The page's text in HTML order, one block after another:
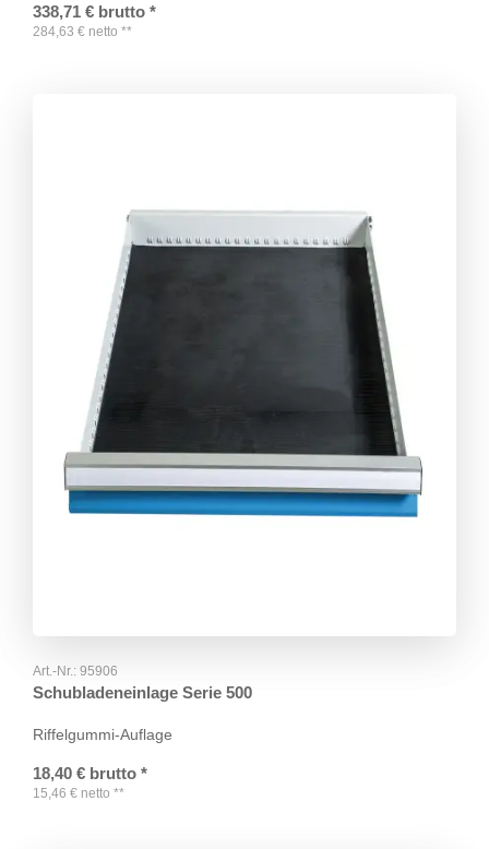
338,71 € brutto *
284,63 € netto **
Art.-Nr.: 95906
Schubladeneinlage Serie 500
Riffelgummi-Auflage
18,40 € brutto *
15,46 € netto **